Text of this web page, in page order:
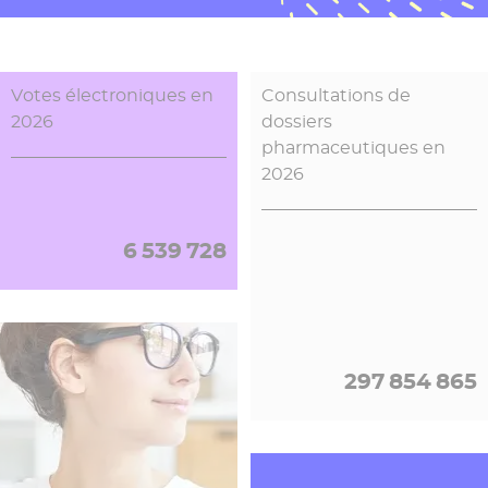
Votes électroniques en
2026
6 539 728
sécurisés Digiposte
13 813 425
Consultations de
dossiers
pharmaceutiques en
2026
297 854 900